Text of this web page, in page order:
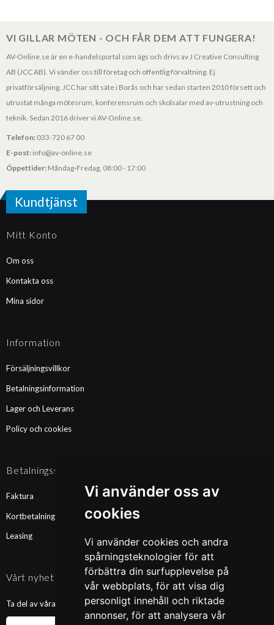
Vi använder oss av
cookies
Vi använder cookies och andra
spårningsteknologier för att
förbättra din surfupplevelse på
vår webbplats, för att visa dig
personligt innehåll och riktade
annonser, för att analysera vår
VI GILLAR MÖTEN - OCH FÅR DEM ATT FUNGERA!
AV-Online.se är en e-handelsportal som ägs och drivs av J Creative Consulting
AB (JCC AB). Vi vänder oss till företag och offentlig förvaltning. Ej
privatförsäljning. JCC har sitt säte i Borås och har sedan starten 2010 försett och
utrustat många mötesrum, konferensrum och skolsalar med av-utrustning och
teknik. Sedan 2016 driver vi AV-Online.se.
Telefon: 033-720 67 00
E-post: info@av-online.se
Öppettider: Måndag-Fredag, 08:00 - 17:00
Kundtjänst
Mitt Konto
Om oss
Kontakta oss
Mina sidor
Information
Försäljningsvillkor
Betalningsinformation
Lager och Leverans
Policy och cookies
Betalningssätt
Faktura
Kortbetalning
Leasing
Vårt nyhetsbrev
Ta del av våra nyheter och kampanjer. Fyll i din mailadress nedan!